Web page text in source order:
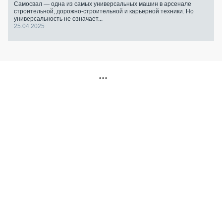
Самосвал — одна из самых универсальных машин в арсенале
строительной, дорожно-строительной и карьерной техники. Но
универсальность не означает...
25.04.2025